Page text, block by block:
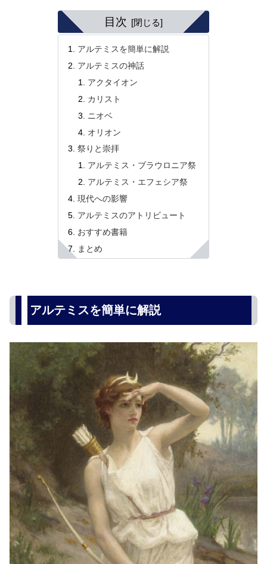
目次
アルテミスを簡単に解説
アルテミスの神話
アクタイオン
カリスト
ニオベ
オリオン
祭りと崇拝
アルテミス・ブラウロニア祭
アルテミス・エフェシア祭
現代への影響
アルテミスのアトリビュート
おすすめ書籍
まとめ
アルテミスを簡単に解説